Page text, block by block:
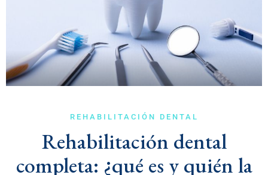
REHABILITACIÓN DENTAL
Rehabilitación dental
completa: ¿qué es y quién la